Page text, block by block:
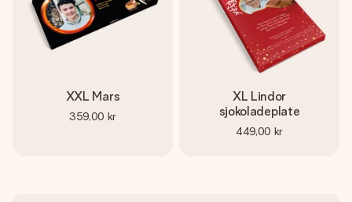
XXL Mars
359,00 kr
XL Lindor
sjokoladeplate
449,00 kr